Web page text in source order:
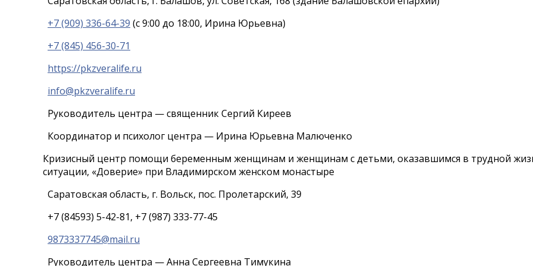
+7 (909) 336-64-39 (с 9:00 до 18:00, Ирина Юрьевна)
+7 (845) 456-30-71
https://pkzveralife.ru
info@pkzveralife.ru
Руководитель центра — священник Сергий Киреев
Координатор и психолог центра — Ирина Юрьевна Малюченко
Кризисный центр помощи беременным женщинам и женщинам с детьми, оказавшимся в трудной
ситуации, «Доверие» при Владимирском женском монастыре
Саратовская область, г. Вольск, пос. Пролетарский, 39
+7 (84593) 5-42-81, +7 (987) 333-77-45
9873337745@mail.ru
Руководитель центра — Анна Сергеевна Тимукина